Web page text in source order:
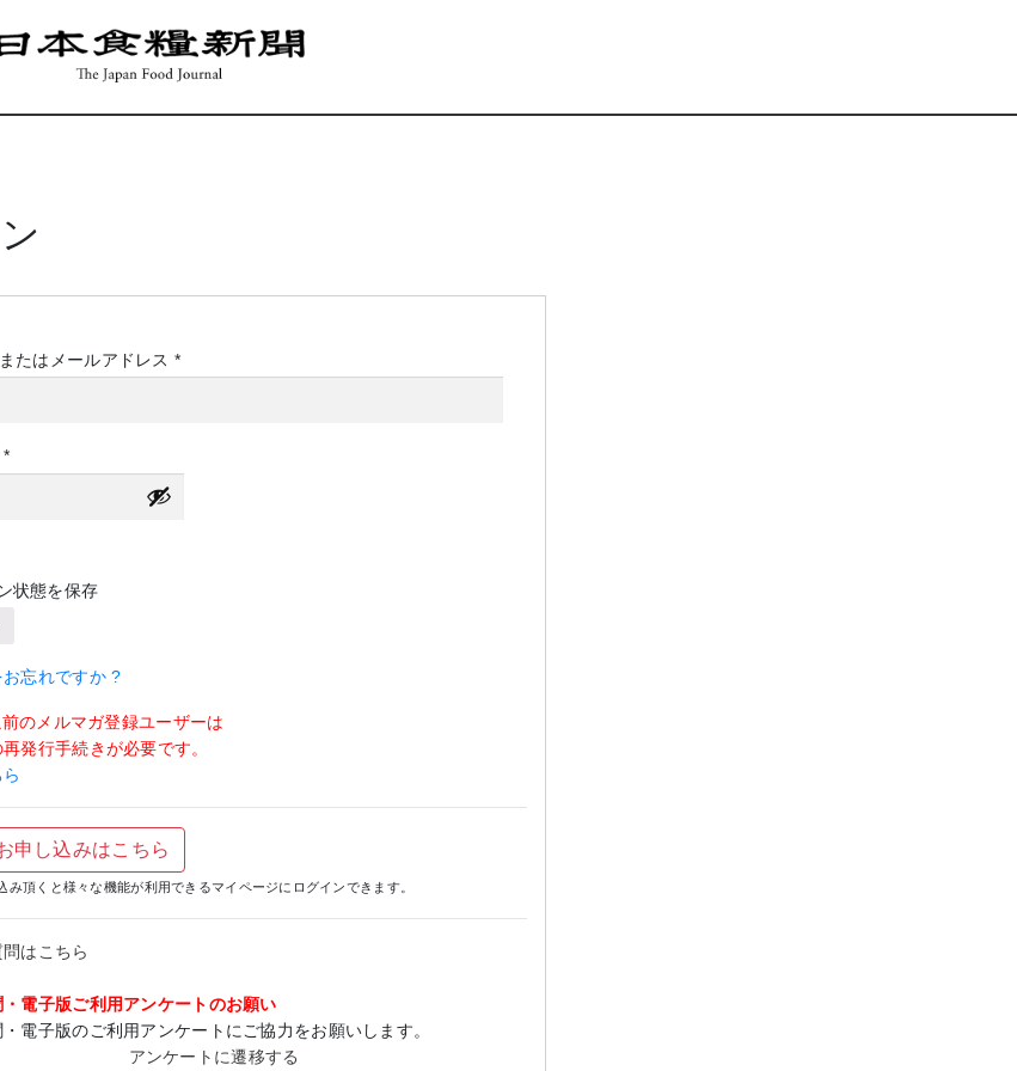
たはメールアドレス *必
*必
須
状態を保存
忘れですか ?
のメルマガ登録ユーザーは
発行手続きが必要です。
申し込みはこちら
み頂くと様々な機能が利用できるマイページにログインできます。
はこちら
・電子版ご利用アンケートのお願い
電子版のご利用アンケートにご協力をお願いします。
アンケートに遷移する